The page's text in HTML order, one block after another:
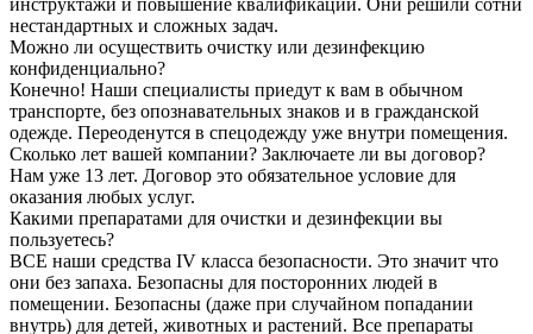
нестандартных и сложных задач.
Можно ли осуществить очистку или дезинфекцию
конфиденциально?
Конечно! Наши специалисты приедут к вам в обычном
транспорте, без опознавательных знаков и в гражданской
одежде. Переоденутся в спецодежду уже внутри помещения.
Сколько лет вашей компании? Заключаете ли вы договор?
Нам уже 13 лет. Договор это обязательное условие для
оказания любых услуг.
Какими препаратами для очистки и дезинфекции вы
пользуетесь?
ВСЕ наши средства IV класса безопасности. Это значит что
они без запаха. Безопасны для посторонних людей в
помещении. Безопасны (даже при случайном попадании
внутрь) для детей, животных и растений. Все препараты